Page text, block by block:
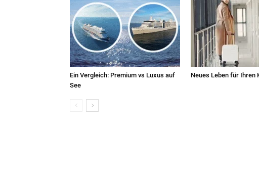
Ein Vergleich: Premium vs Luxus auf
See
Neues Leben für Ihren